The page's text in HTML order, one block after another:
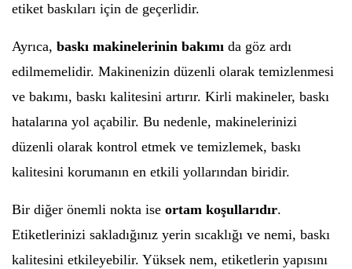
etiket baskıları için de geçerlidir.
Ayrıca, baskı makinelerinin bakımı da göz ardı
edilmemelidir. Makinenizin düzenli olarak temizlenmesi
ve bakımı, baskı kalitesini artırır. Kirli makineler, baskı
hatalarına yol açabilir. Bu nedenle, makinelerinizi
düzenli olarak kontrol etmek ve temizlemek, baskı
kalitesini korumanın en etkili yollarından biridir.
Bir diğer önemli nokta ise ortam koşullarıdır.
Etiketlerinizi sakladığınız yerin sıcaklığı ve nemi, baskı
kalitesini etkileyebilir. Yüksek nem, etiketlerin yapısını